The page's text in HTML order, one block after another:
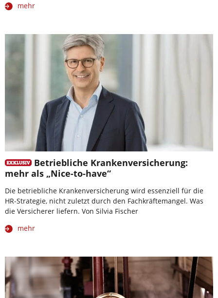
mehr
Betriebliche Krankenversicherung:
mehr als „Nice-to-have“
Die betriebliche Krankenversicherung wird essenziell für die
HR-Strategie, nicht zuletzt durch den Fachkräftemangel. Was
die Versicherer liefern. Von Silvia Fischer
mehr